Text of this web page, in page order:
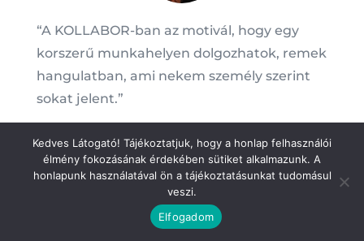
“A KOLLABOR-ban az motivál, hogy egy
korszerű munkahelyen dolgozhatok, remek
hangulatban, ami nekem személy szerint
sokat jelent.”
Egeresi Enikő
Kedves Látogató! Tájékoztatjuk, hogy a honlap felhasználói
élmény fokozásának érdekében sütiket alkalmazunk. A
honlapunk használatával ön a tájékoztatásunkat tudomásul
veszi.
Elfogadom